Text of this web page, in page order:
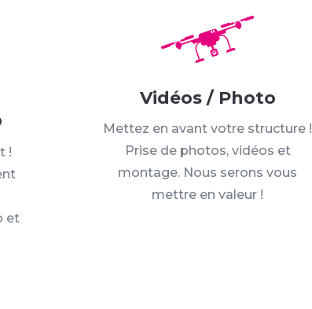
!
et
Vidéos / Photo
Mettez en avant votre structure !
Prise de photos, vidéos et
montage. Nous serons vous
mettre en valeur !